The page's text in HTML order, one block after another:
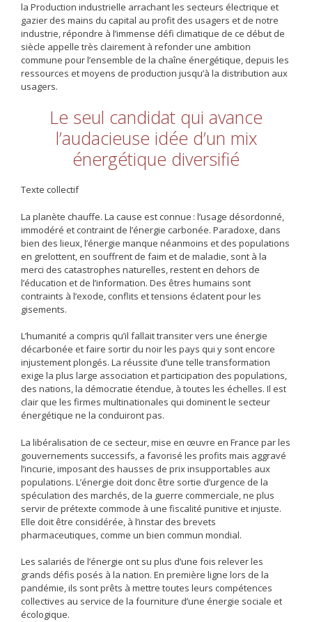
la Production industrielle arrachant les secteurs électrique et
gazier des mains du capital au profit des usagers et de notre
industrie, répondre à l’immense défi climatique de ce début de
siècle appelle très clairement à refonder une ambition
commune pour l’ensemble de la chaîne énergétique, depuis les
ressources et moyens de production jusqu’à la distribution aux
usagers.
Le seul candidat qui avance
l’audacieuse idée d’un mix
énergétique diversifié
Texte collectif
La planète chauffe. La cause est connue : l’usage désordonné,
immodéré et contraint de l’énergie carbonée. Paradoxe, dans
bien des lieux, l’énergie manque néanmoins et des populations
en grelottent, en souffrent de faim et de maladie, sont à la
merci des catastrophes naturelles, restent en dehors de
l’éducation et de l’information. Des êtres humains sont
contraints à l’exode, conflits et tensions éclatent pour les
gisements.
L’humanité a compris qu’il fallait transiter vers une énergie
décarbonée et faire sortir du noir les pays qui y sont encore
injustement plongés. La réussite d’une telle transformation
exige la plus large association et participation des populations,
des nations, la démocratie étendue, à toutes les échelles. Il est
clair que les firmes multinationales qui dominent le secteur
énergétique ne la conduiront pas.
La libéralisation de ce secteur, mise en œuvre en France par les
gouvernements successifs, a favorisé les profits mais aggravé
l’incurie, imposant des hausses de prix insupportables aux
populations. L’énergie doit donc être sortie d’urgence de la
spéculation des marchés, de la guerre commerciale, ne plus
servir de prétexte commode à une fiscalité punitive et injuste.
Elle doit être considérée, à l’instar des brevets
pharmaceutiques, comme un bien commun mondial.
Les salariés de l’énergie ont su plus d’une fois relever les
grands défis posés à la nation. En première ligne lors de la
pandémie, ils sont prêts à mettre toutes leurs compétences
collectives au service de la fourniture d’une énergie sociale et
écologique.